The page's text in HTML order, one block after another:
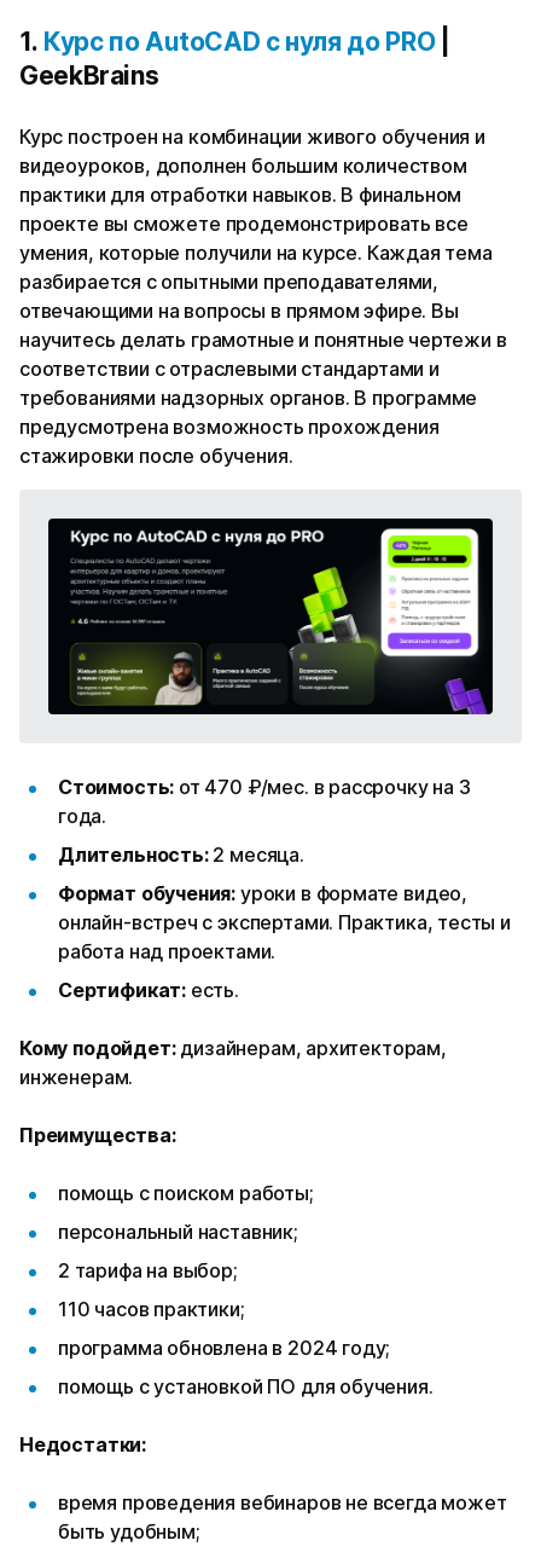
1. Курс по AutoCAD с нуля до PRO|
GeekBrains
Курс построен на комбинации живого обучения и
видеоуроков, дополнен большим количеством
практики для отработки навыков. В финальном
проекте вы сможете продемонстрировать все
умения, которые получили на курсе. Каждая тема
разбирается с опытными преподавателями,
отвечающими на вопросы в прямом эфире. Вы
научитесь делать грамотные и понятные чертежи в
соответствии с отраслевыми стандартами и
требованиями надзорных органов. В программе
предусмотрена возможность прохождения
стажировки после обучения.
Стоимость: от 470 ₽/мес. в рассрочку на 3
года.
Длительность: 2 месяца.
Формат обучения: уроки в формате видео,
онлайн-встреч с экспертами. Практика, тесты и
работа над проектами.
Сертификат: есть.
Кому подойдет:дизайнерам, архитекторам,
инженерам.
Преимущества:
помощь с поиском работы;
персональный наставник;
2 тарифа на выбор;
110 часов практики;
программа обновлена в 2024 году;
помощь с установкой ПО для обучения.
Недостатки:
время проведения вебинаров не всегда может
быть удобным;